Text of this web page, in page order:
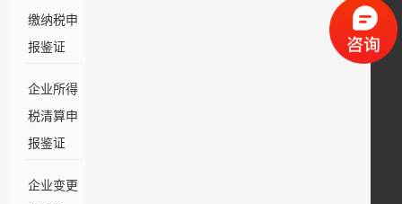
缴纳税申
报鉴证
企业所得
税清算申
报鉴证
企业变更